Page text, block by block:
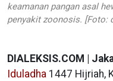
keamanan pangan asal
penyakit zoonosis. [Foto:
DIALEKSIS.COM |
Iduladha 1447 Hijriah,